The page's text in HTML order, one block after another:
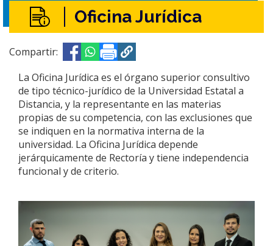
Oficina Jurídica
Compartir: Opens in a new window
Opens in a new window
La Oficina Jurídica es el órgano superior consultivo
de tipo técnico-jurídico de la Universidad Estatal a
Distancia, y la representante en las materias
propias de su competencia, con las exclusiones que
se indiquen en la normativa interna de la
universidad. La Oficina Jurídica depende
jerárquicamente de Rectoría y tiene independencia
funcional y de criterio.